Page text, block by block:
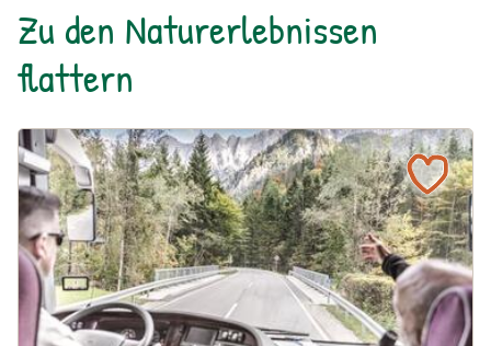
Zu den Naturerlebnissen
flattern